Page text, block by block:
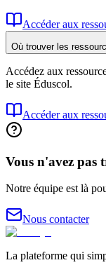
Accéder aux
Où trouver les
Accédez aux
le site Éduscol.
Accéder aux
Vous n'avez pas
Notre équipe est là
Nous contacter
La plateforme qui